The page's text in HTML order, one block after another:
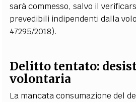
sarà commesso, salvo il
prevedibili indipendenti dalla
47295/2018).
Delitto tentato: d
volontaria
La mancata consumazione del